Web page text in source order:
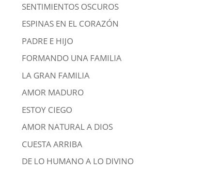
SENTIMIENTOS OSCUROS
ESPINAS EN EL CORAZÓN
PADRE E HIJO
FORMANDO UNA FAMILIA
LA GRAN FAMILIA
AMOR MADURO
ESTOY CIEGO
AMOR NATURAL A DIOS
CUESTA ARRIBA
DE LO HUMANO A LO DIVINO